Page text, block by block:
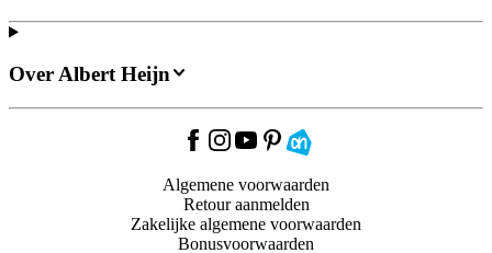
Over Albert Heijn
Algemene voorwaarden
Retour aanmelden
Zakelijke algemene voorwaarden
Bonusvoorwaarden